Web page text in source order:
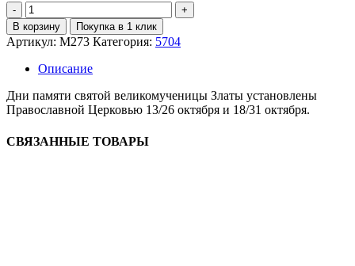
Количество
товара
Святая
великомученица
Злата
В корзину Покупка в 1 клик
Артикул: М273 Категория: 5704
Описание
Дни памяти святой великомученицы Златы установлены
Православной Церковью 13/26 октября и 18/31 октября.
СВЯЗАННЫЕ ТОВАРЫ